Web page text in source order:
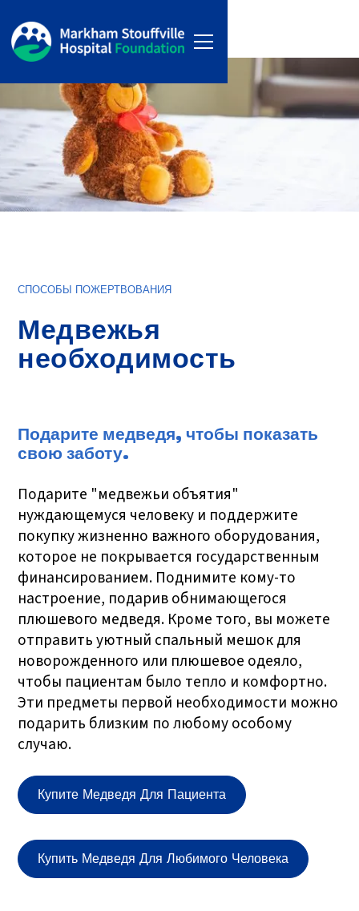
СПОСОБЫ ПОЖЕРТВОВАНИЯ
Медвежья
необходимость
Подарите медведя, чтобы показать
свою заботу.
Подарите "медвежьи объятия"
нуждающемуся человеку и поддержите
покупку жизненно важного оборудования,
которое не покрывается государственным
финансированием. Поднимите кому-то
настроение, подарив обнимающегося
плюшевого медведя. Кроме того, вы можете
отправить уютный спальный мешок для
новорожденного или плюшевое одеяло,
чтобы пациентам было тепло и комфортно.
Эти предметы первой необходимости можно
подарить близким по любому особому
случаю.
Купите Медведя Для Пациента
Купить Медведя Для Любимого Человека